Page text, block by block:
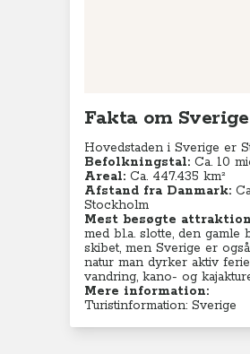
Fakta om Sverige
Hovedstaden i Sverige er
Befolkningstal: Ca. 10
Areal: Ca. 447.435 km²
Afstand fra Danmark:
Stockholm
Mest besøgte
med bl.a. slotte, den gamle
skibet, men Sverige er
natur man dyrker aktiv
vandring, kano- og
Mere information:
Turistinformation: Sverige